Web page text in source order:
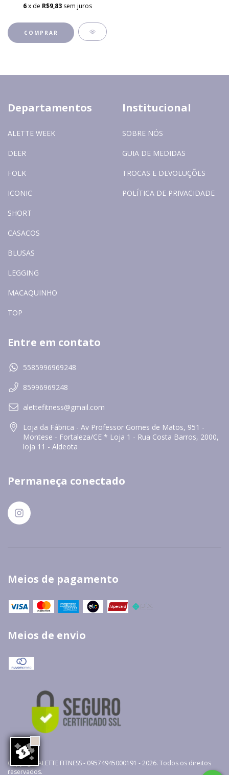
6 x de R$9,83 sem juros
COMPRAR
Departamentos
ALETTE WEEK
DEER
FOLK
ICONIC
SHORT
CASACOS
BLUSAS
LEGGING
MACAQUINHO
TOP
Institucional
SOBRE NÓS
GUIA DE MEDIDAS
TROCAS E DEVOLUÇÕES
POLÍTICA DE PRIVACIDADE
Entre em contato
5585996969248
85996969248
alettefitness@gmail.com
Loja da Fábrica - Av Professor Gomes de Matos, 951 -
Montese - Fortaleza/CE * Loja 1 - Rua Costa Barros, 2000,
loja 11 - Aldeota
Permaneça conectado
Meios de pagamento
Meios de envio
Copyright ALETTE FITNESS - 09574945000191 - 2026. Todos os direitos
reservados.